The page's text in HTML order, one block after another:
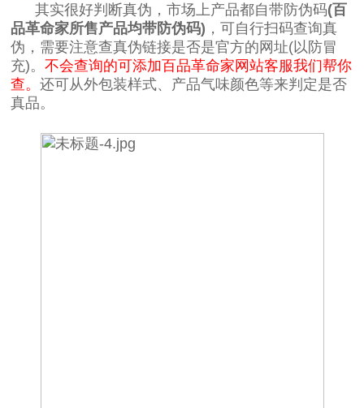
其实很好判断真伪，市场上产品都自带防伪码(百
品革命家所售产品均带防伪码) ，可自行扫码查询真
伪，需要注意查真伪链接是否是官方的网址(以防冒
充)。不会查询的可添加百品革命家网站客服我们帮你
查。还可从外包装样式、产品气味颜色等来判定是否
真品。